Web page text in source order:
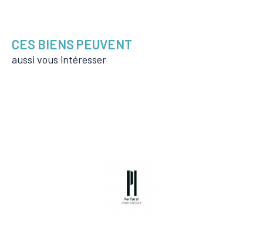
CES BIENS PEUVENT
aussi vous intéresser